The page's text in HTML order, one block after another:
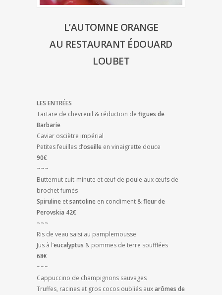
L’AUTOMNE ORANGE
AU RESTAURANT ÉDOUARD
LOUBET
LES ENTRÉES
Tartare de chevreuil & réduction de figues de
Barbarie
Caviar osciètre impérial
Petites feuilles d’oseille en vinaigrette douce
90€
~~~
Butternut cuit-minute et œuf de poule aux œufs de
brochet fumés
Spiruline etsantoline en condiment &fleur de
Perovskia 42€
~~~
Ris de veau saisi au pamplemousse
Jus à l’eucalyptus & pommes de terre soufflées
68€
~~~
Cappuccino de champignons sauvages
Truffes, racines et gros cocos oubliés auxarômes de